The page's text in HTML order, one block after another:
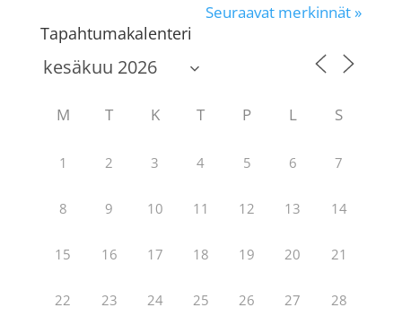
Seuraavat merkinnät »
Tapahtumakalenteri
M T K T P L S
1 2 3 4 5 6 7
8 9 10 11 12 13 14
15 16 17 18 19 20 21
22 23 24 25 26 27 28